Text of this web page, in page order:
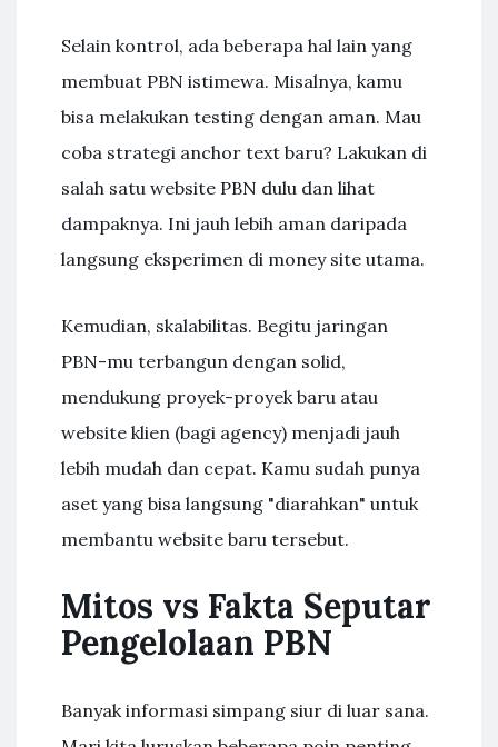
Selain kontrol, ada beberapa hal lain yang
membuat PBN istimewa. Misalnya, kamu
bisa melakukan testing dengan aman. Mau
coba strategi anchor text baru? Lakukan di
salah satu website PBN dulu dan lihat
dampaknya. Ini jauh lebih aman daripada
langsung eksperimen di money site utama.
Kemudian, skalabilitas. Begitu jaringan
PBN-mu terbangun dengan solid,
mendukung proyek-proyek baru atau
website klien (bagi agency) menjadi jauh
lebih mudah dan cepat. Kamu sudah punya
aset yang bisa langsung "diarahkan" untuk
membantu website baru tersebut.
Mitos vs Fakta Seputar
Pengelolaan PBN
Banyak informasi simpang siur di luar sana.